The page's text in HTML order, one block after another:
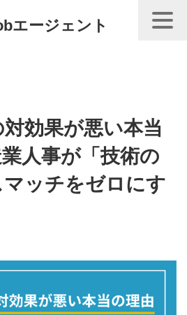
エージェント
効果が悪い本当
人事が「技術の
ッチをゼロにす